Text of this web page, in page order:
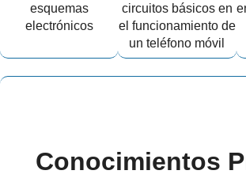
esquemas
electrónicos
circuitos básicos en
el funcionamiento de
un teléfono móvil
Conocimientos